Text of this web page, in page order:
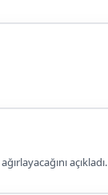
açıkladı.